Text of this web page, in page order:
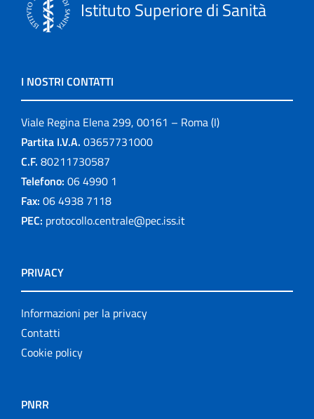
Istituto Superiore di Sanità
I NOSTRI CONTATTI
Viale Regina Elena 299, 00161 – Roma (I)
Partita I.V.A. 03657731000
C.F. 80211730587
Telefono: 06 4990 1
Fax: 06 4938 7118
PEC: protocollo.centrale@pec.iss.it
PRIVACY
Informazioni per la privacy
Contatti
Cookie policy
PNRR